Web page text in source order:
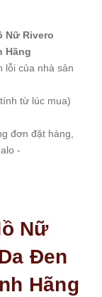
Nữ Rivero
Hãng
lỗi của nhà sản
từ lúc mua)
đơn đặt hàng,
-
Nữ
Đen
Hãng